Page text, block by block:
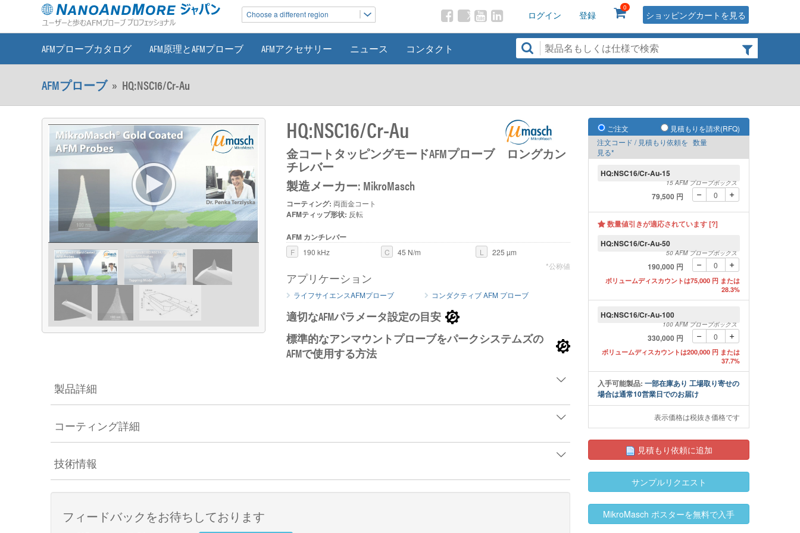
Choose a different region ログイン 登録
0
ショッピングカートを見る
AFMプローブカタログ AFM原理とAFMプローブ AFMアクセサリー ニュース コンタクト
AFMプローブ» HQ:NSC16/Cr-Au
ご注文
見積もりを請求(RFQ)
注文コード / 見積もり依頼を
見る*
数量
HQ:NSC16/Cr-Au-15
15 AFM プローブボックス
79,500 円
数量値引きが適応されています [?]
HQ:NSC16/Cr-Au-50
50 AFM プローブボックス
190,000 円
ボリュームディスカウントは75,000 円 または
28.3%
HQ:NSC16/Cr-Au-100
100 AFM プローブボックス
330,000 円
ボリュームディスカウントは200,000 円 または
37.7%
入手可能製品: 一部在庫あり 工場取り寄せの
場合は通常10営業日でのお届け
表示価格は税抜き価格です
見積もり依頼に追加
サンプルリクエスト
MikroMasch ポスターを無料で入手
MikroMaschタッピングモードAFMプローブ ロングカンチレバ
MikroMaschタッピング
ー
HQ:NSC16/Cr-Au
金コートタッピングモードAFMプローブ ロングカン
チレバー
製造メーカー: MikroMasch
コーティング: 両面金コート
AFMティップ形状: 反転
AFM カンチレバー
F 190 kHz C 45 N/m L
225 µm
*公称値
アプリケーション
ライフサイエンスAFMプローブ コンダクティブ AFM プローブ
適切なAFMパラメータ設定の目安
標準的なアンマウントプローブをパークシステムズの
AFMで使用する方法
製品詳細
コーティング詳細
技術情報
フィードバックをお待ちしております